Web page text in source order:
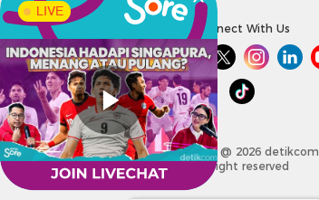
Connect With Us
Copyright @ 2026 detikcom.
All right reserved
LIVE